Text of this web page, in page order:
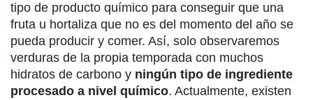
tipo de producto químico para conseguir que una
fruta u hortaliza que no es del momento del año se
pueda producir y comer. Así, solo observaremos
verduras de la propia temporada con muchos
hidratos de carbono y ningún tipo de ingrediente
procesado a nivel químico. Actualmente, existen